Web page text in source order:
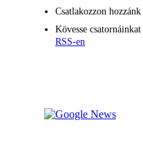
Csatlakozzon hozzánk
Kövesse csatornáinkat
RSS-en